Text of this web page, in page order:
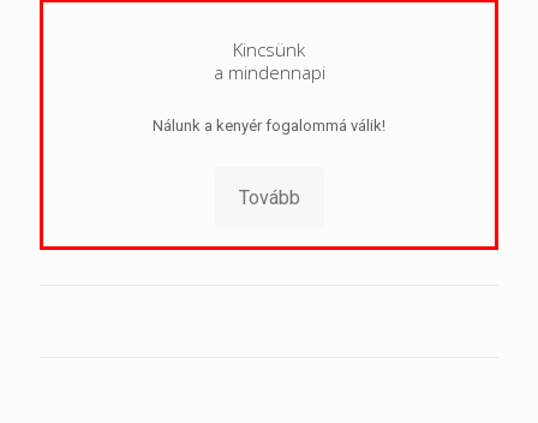
Kincsünk
a mindennapi
Nálunk a kenyér fogalommá válik!
Tovább